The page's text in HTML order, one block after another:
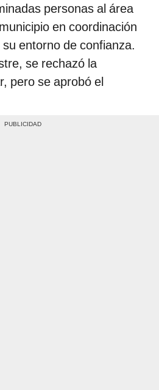
personas al área
en coordinación
entorno de confianza.
se rechazó la
pero se aprobó el